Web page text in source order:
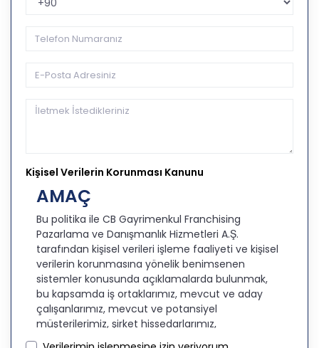
Kişisel Verilerin Korunması Kanunu
AMAÇ
Bu politika ile CB Gayrimenkul Franchising
Pazarlama ve Danışmanlık Hizmetleri A.Ş.
tarafından kişisel verileri işleme faaliyeti ve kişisel
verilerin korunmasına yönelik benimsenen
sistemler konusunda açıklamalarda bulunmak,
bu kapsamda iş ortaklarımız, mevcut ve aday
çalışanlarımız, mevcut ve potansiyel
müşterilerimiz, şirket hissedarlarımız,